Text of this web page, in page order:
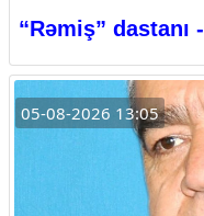
“Rəmiş” dastanı -
05-08-2026 13:05